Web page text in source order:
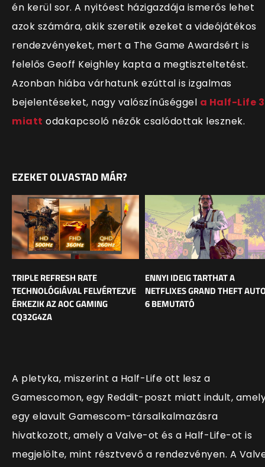
én kerül sor. A nyitóest házigazdája ismerős lehet
azok számára, akik szeretik ezeket a videójátékos
rendezvényeket, mert a The Game Awardsért is
felelős Geoff Keighley kapta a megtiszteltetést.
Azonban hiába várhatunk ezúttal is izgalmas
bejelentéseket, nagy valószínűséggel a Half-Life 3
miatt odakapcsoló nézők csalódottak lesznek.
EZEKET OLVASTAD MÁR?
TRIPLE REFRESH RATE
TECHNOLÓGIÁVAL FELVÉRTEZVE
ÉRKEZIK AZ AOC GAMING
CQ32G4ZA
ENNYI IDEIG TARTHAT A
NETFLIXES GRAND THEFT
6 BEMUTATÓ
A pletyka, miszerint a Half-Life ott lesz a
Gamescomon, egy Reddit-poszt miatt indult,
egy elavult Gamescom-társalkalmazásra
hivatkozott, amely a Valve-ot és a Half-Life-ot is
megjelölte, mint résztvevő a rendezvényen. A